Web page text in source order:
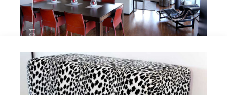
01
Penthouse
Mission : Design, décoration et création de